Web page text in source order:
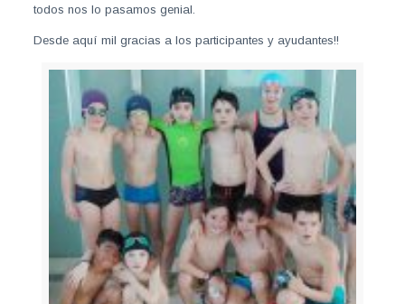
todos nos lo pasamos genial.
Desde aquí mil gracias a los participantes y ayudantes!!